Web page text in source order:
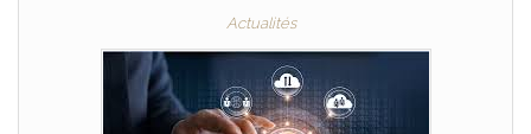
Actualités